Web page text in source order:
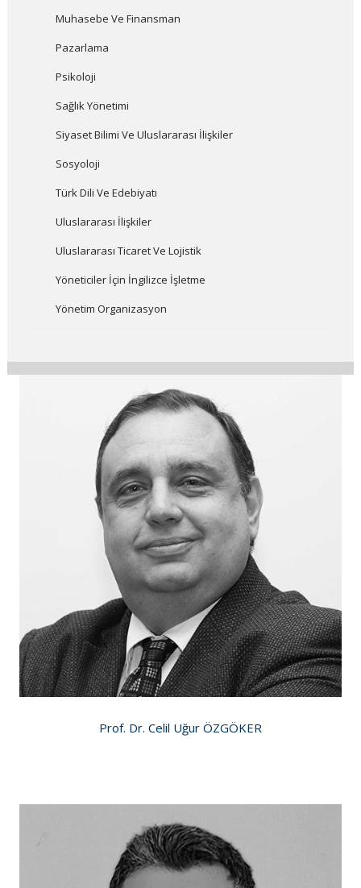
Muhasebe Ve Finansman
Pazarlama
Psikoloji
Sağlık Yönetimi
Siyaset Bilimi Ve Uluslararası İlişkiler
Sosyoloji
Türk Dili Ve Edebiyatı
Uluslararası İlişkiler
Uluslararası Ticaret Ve Lojistik
Yöneticiler İçin İngilizce İşletme
Yönetim Organizasyon
Prof. Dr. Celil Uğur ÖZGÖKER